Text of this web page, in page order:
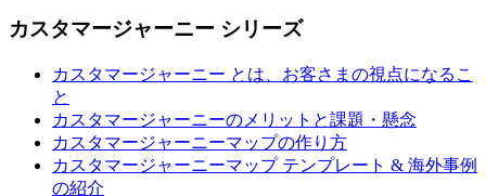
カスタマージャーニー シリーズ
カスタマージャーニー とは、お客さまの視点になるこ
と
カスタマージャーニーのメリットと課題・懸念
カスタマージャーニーマップの作り方
カスタマージャーニーマップ テンプレート & 海外事例
の紹介